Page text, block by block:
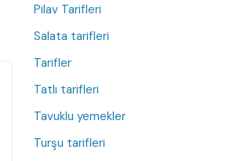
Pilav Tarifleri
Salata tarifleri
Tarifler
Tatlı tarifleri
Tavuklu yemekler
Turşu tarifleri